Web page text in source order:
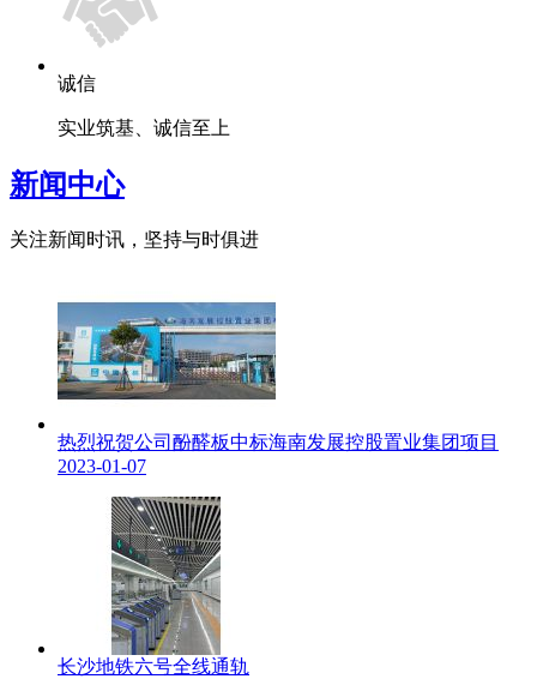
诚信
实业筑基、诚信至上
新闻中心
关注新闻时讯，坚持与时俱进
热烈祝贺公司酚醛板中标海南发展控股置业集团项目
2023-01-07
长沙地铁六号全线通轨